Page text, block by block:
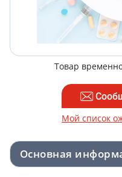
Товар
Мой список
Основная